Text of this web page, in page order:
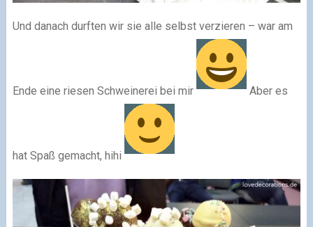
Und danach durften wir sie alle selbst verzieren – war am
Ende eine riesen Schweinerei bei mir Aber es
hat Spaß gemacht, hihi